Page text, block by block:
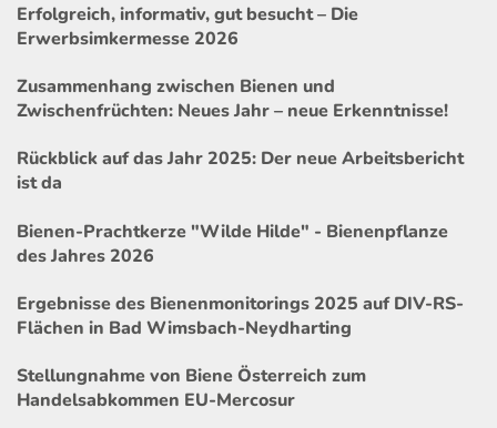
Erfolgreich, informativ, gut besucht – Die
Erwerbsimkermesse 2026
Zusammenhang zwischen Bienen und
Zwischenfrüchten: Neues Jahr – neue Erkenntnisse!
Rückblick auf das Jahr 2025: Der neue Arbeitsbericht
ist da
Bienen-Prachtkerze "Wilde Hilde" - Bienenpflanze
des Jahres 2026
Ergebnisse des Bienenmonitorings 2025 auf DIV-RS-
Flächen in Bad Wimsbach-Neydharting
Stellungnahme von Biene Österreich zum
Handelsabkommen EU-Mercosur